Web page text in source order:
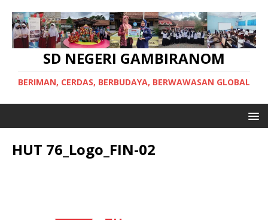
SD NEGERI GAMBIRANOM
BERIMAN, CERDAS, BERBUDAYA, BERWAWASAN GLOBAL
HUT 76_Logo_FIN-02